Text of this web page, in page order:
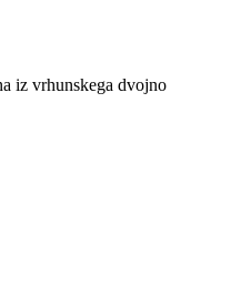
iz vrhunskega dvojno